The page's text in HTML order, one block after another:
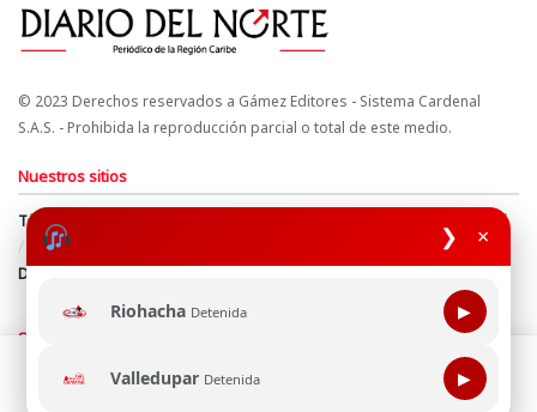
❯ ×
Riohacha Detenida ▶
Valledupar Detenida ▶
© 2023 Derechos reservados a Gámez Editores - Sistema Cardenal
S.A.S. - Prohibida la reproducción parcial o total de este medio.
Nuestros sitios
Términos y Condiciones
Derechos de Autor y Propiedad Intelectual
Política de uso de cookies
Política de Tratamiento de Datos
Directrices Editoriales
Síguenos
Esta página web usa cookie para mejorar tu experiencia de
navegación, al continuar aceptas nuestra política de uso de